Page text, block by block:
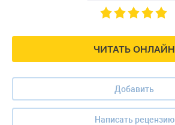
ЧИТАТЬ ОНЛАЙН
Добавить
Написать рецензию